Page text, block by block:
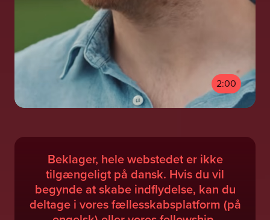
2:00
Beklager, hele webstedet er ikke
tilgængeligt på dansk. Hvis du vil
begynde at skabe indflydelse, kan du
deltage i vores fællesskabsplatform (på